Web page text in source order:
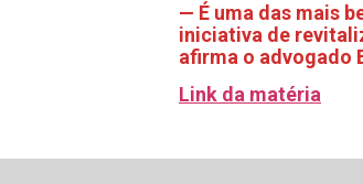
— É uma das mais
iniciativa de
afirma o advogado
Link da matéria